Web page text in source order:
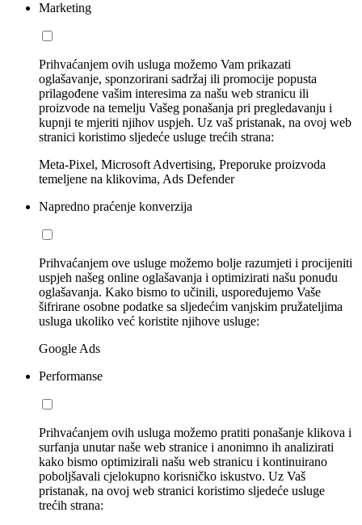
Marketing
Prihvaćanjem ovih usluga možemo Vam prikazati
oglašavanje, sponzorirani sadržaj ili promocije popusta
prilagođene vašim interesima za našu web stranicu ili
proizvode na temelju Vašeg ponašanja pri pregledavanju i
kupnji te mjeriti njihov uspjeh. Uz vaš pristanak, na ovoj web
stranici koristimo sljedeće usluge trećih strana:
Meta-Pixel, Microsoft Advertising, Preporuke proizvoda
temeljene na klikovima, Ads Defender
Napredno praćenje konverzija
Prihvaćanjem ove usluge možemo bolje razumjeti i procijeniti
uspjeh našeg online oglašavanja i optimizirati našu ponudu
oglašavanja. Kako bismo to učinili, uspoređujemo Vaše
šifrirane osobne podatke sa sljedećim vanjskim pružateljima
usluga ukoliko već koristite njihove usluge:
Google Ads
Performanse
Prihvaćanjem ovih usluga možemo pratiti ponašanje klikova i
surfanja unutar naše web stranice i anonimno ih analizirati
kako bismo optimizirali našu web stranicu i kontinuirano
poboljšavali cjelokupno korisničko iskustvo. Uz Vaš
pristanak, na ovoj web stranici koristimo sljedeće usluge
trećih strana: